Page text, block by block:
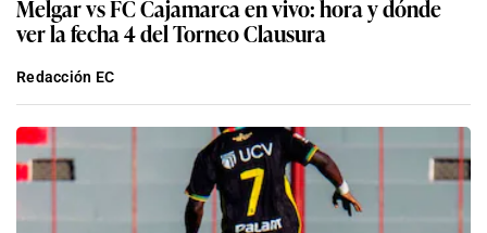
Melgar vs FC Cajamarca en vivo: hora y dónde
ver la fecha 4 del Torneo Clausura
Redacción EC